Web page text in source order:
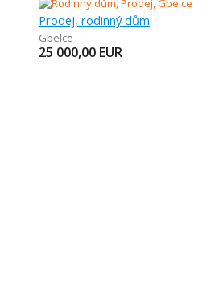
Prodej, rodinný dům
Gbelce
25 000,00 EUR